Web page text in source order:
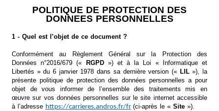
POLITIQUE DE PROTECTION DES
DONNEES PERSONNELLES
1 - Quel est l’objet de ce document ?
Conformément au Règlement Général sur la Protection des
Données n°2016/679 («
RGPD») et à la Loi « Informatique et
Libertés » du 6 janvier 1978 dans sa dernière version (« LIL»), la
présente politique de protection des données personnelles a pour
objet de vous informer de l’ensemble des traitements mis en
œuvre sur vos données personnelles sur le site internet accessible
à l’adresse https://carrieres.andros.fr/fr (ci-après le « Site »).